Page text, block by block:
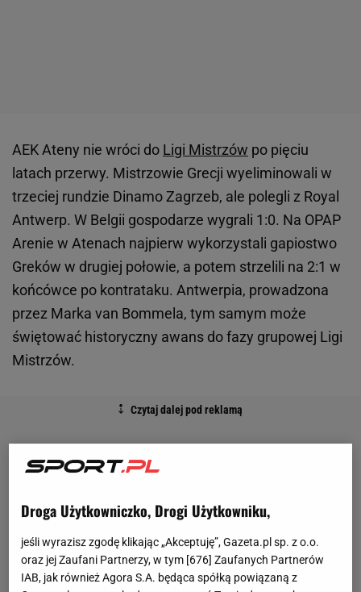
AEK Ateny nie wróci do Ligi Mistrzów po pięciu
latach przerwy. Mistrzowie Grecji wyeliminowali w
trzeciej rundzie Dinamo Zagrzeb, ale polegli z Royal
Antwerp. W Belgii gospodarze wygrali 1:0. Na OPAP
Arenie w Atenach najpierw wykorzystali gapiostwo
Greków w drugiej połowie, a potem strzelili na 2:1 w
końcówce po kontrataku. Antwerpia, prowadzona
przez Marka van Bommela, tym samym może
świętować historyczny awans do fazy grupowej Ligi
Mistrzów.
Droga Użytkowniczko, Drogi Użytkowniku,
jeśli wyrazisz zgodę klikając „Akceptuję”, Gazeta.pl sp. z o.o.
oraz jej Zaufani Partnerzy, w tym [676] Zaufanych Partnerów
IAB, jak również Agora S.A. będąca spółką powiązaną z